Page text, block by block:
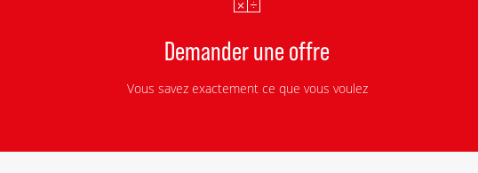
Demander une offre
Vous savez exactement ce que vous voulez